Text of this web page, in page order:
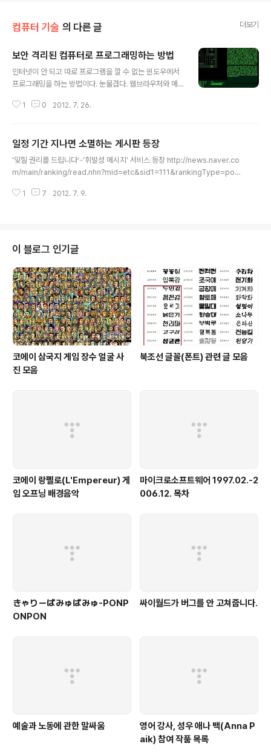
컴퓨터 기술 의 다른 글 더보기
보안 격리된 컴퓨터로 프로그래밍하는 방법
인터넷이 안 되고 따로 프로그램을 깔 수 없는 윈도우에서
프로그래밍을 하는 방법이다. 눈물겹다. 웹브라우저와 메
pt, CSS 프로그래밍 윈도우 2000, XP 이전이라면 내장
도 있음. 자바 JRE가 깔려 있으면 웹브라우저와 메모장으
로 자바애플릿 프로그래밍 윈도우스크립트호스트가 깔려
있으면 WScript, JScript 프로그래밍 윈도우 최신 버전
ASP, ASP.NET 프로그래밍 닷넷프레임워크 깔려있으면
1 0 2012. 7. 26.
일정 기간 지나면 소멸하는 게시판 등장
'잊힐 권리를 드립니다'··'휘발성 메시지' 서비스 등장 http://news.naver.co
m/main/ranking/read.nhn?mid=etc&sid1=111&rankingType=popu
ankingSeq=2&rankingSectionId=105 "'타이거텍스트'의 특별한 점은 보
지 서비스를 제공하고 있다. '버니버닛' 페이스북 앱을 실행하면 담벼락이나 댓
글에 일정 기간이 지나면 사라..
1 7 2012. 7. 9.
이 블로그 인기글
코에이 삼국지 게임 장수 얼굴 사
진 모음
북조선 글꼴(폰트) 관련 글 모음
코에이 랑펠로(L'Empereur) 게
임 오프닝 배경음악
마이크로소프트웨어 1997.02.-2
006.12. 목차
きゃりーぱみゅぱみゅ-PONP
ONPON
싸이월드가 버그를 안 고쳐줍니다.
예술과 노동에 관한 말싸움
영어 강사, 성우 애나 백(Anna P
aik) 참여 작품 목록